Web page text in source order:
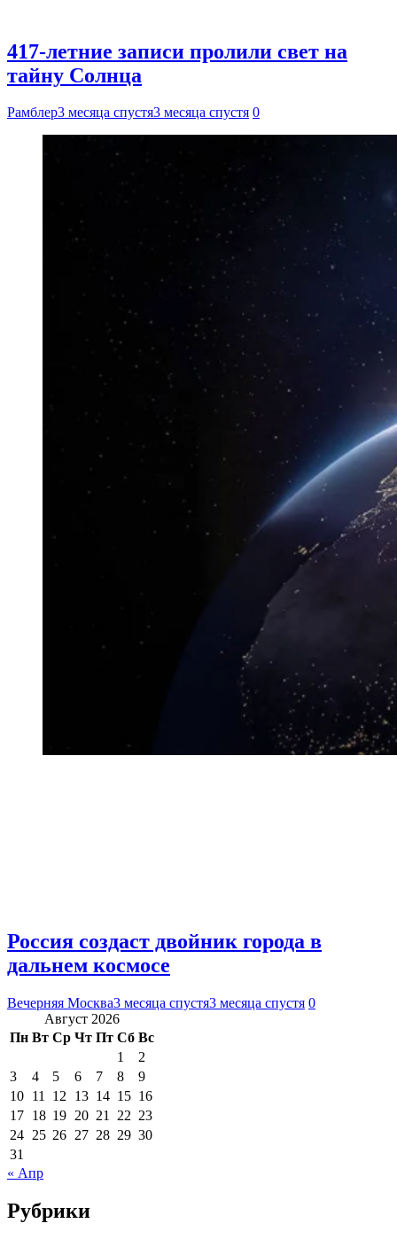
417-летние записи пролили свет на
тайну Солнца
Рамблер3 месяца спустя3 месяца спустя 0
Россия создаст двойник города в
дальнем космосе
Вечерняя Москва3 месяца спустя3 месяца спустя 0
Август 2026
Пн Вт Ср Чт Пт Сб Вс
1
2
3
4 5 6 7 8
9
10 11 12 13 14 15 16
17 18 19 20 21 22 23
24 25 26 27 28 29 30
31
« Апр
Рубрики